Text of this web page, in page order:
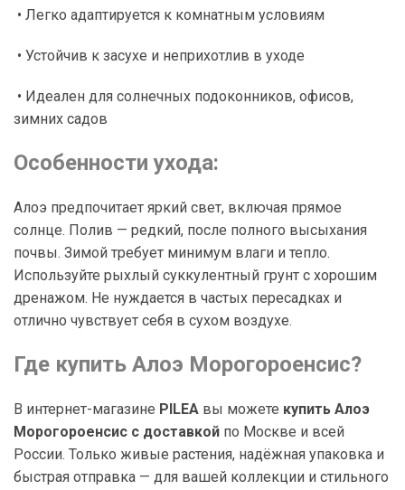
• Легко адаптируется к комнатным условиям
• Устойчив к засухе и неприхотлив в уходе
• Идеален для солнечных подоконников, офисов,
зимних садов
Особенности ухода:
Алоэ предпочитает яркий свет, включая прямое
солнце. Полив — редкий, после полного высыхания
почвы. Зимой требует минимум влаги и тепло.
Используйте рыхлый суккулентный грунт с хорошим
дренажом. Не нуждается в частых пересадках и
отлично чувствует себя в сухом воздухе.
Где купить Алоэ Морогороенсис?
В интернет-магазине PILEA вы можете купить Алоэ
Морогороенсис с доставкой по Москве и всей
России. Только живые растения, надёжная упаковка и
быстрая отправка — для вашей коллекции и стильного